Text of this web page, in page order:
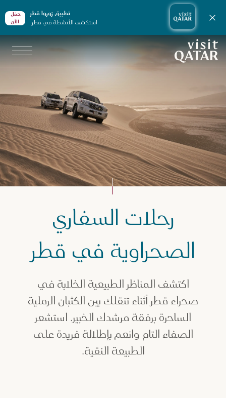
تطبيق زوروا قطر
استكشف الأنشطة في قطر.
حمّل
الأن
إغلاق الإشعارات
الصفحة الرئيسية لموقع VisitQatar
تجارب لا تفوّت في قطر
المغامرات والرياضات
مغامرات السفاري الصحراوية في قطر
رحلات السفاري
الصحراوية في قطر
اكتشف المناظر الطبيعية الخلابة في
صحراء قطر أثناء تنقلك بين الكثبان الرملية
الساحرة برفقة مرشدك الخبير. استشعر
الصفاء التام وانعم بإطلالة فريدة على
الطبيعة النقية.